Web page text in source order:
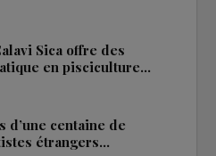
Sica offre des
en pisciculture…
d’une centaine de
étrangers…